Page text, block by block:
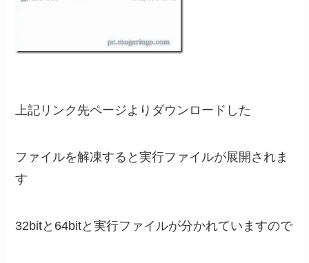
上記リンク先ページよりダウンロードした
ファイルを解凍すると実行ファイルが展開されま
す
32bitと64bitと実行ファイルが分かれていますので